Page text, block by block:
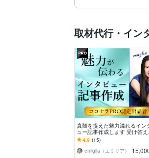
取材代行・イン
真髄を捉えた魅力溢れるイン
ュー記事作成します 受け答え
内容に魔法をかける「言葉のプ
ロ」の記事執筆
4.9 (15)
emiglia（エミリア）